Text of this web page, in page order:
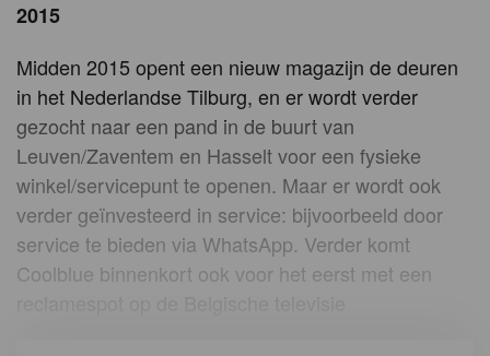
2015
Midden 2015 opent een nieuw magazijn de deuren
in het Nederlandse Tilburg, en er wordt verder
gezocht naar een pand in de buurt van
Leuven/Zaventem en Hasselt voor een fysieke
winkel/servicepunt te openen. Maar er wordt ook
verder geïnvesteerd in service: bijvoorbeeld door
service te bieden via WhatsApp. Verder komt
Coolblue binnenkort ook voor het eerst met een